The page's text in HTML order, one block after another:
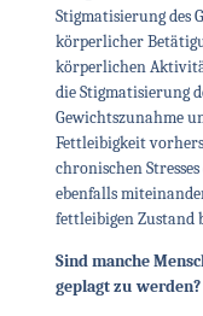
Stigmatisierung des
körperlicher
körperlichen
die Stigmatisierung
Gewichtszunahme
Fettleibigkeit
chronischen
ebenfalls
fettleibigen Zustand
Sind manche
geplagt zu werden?